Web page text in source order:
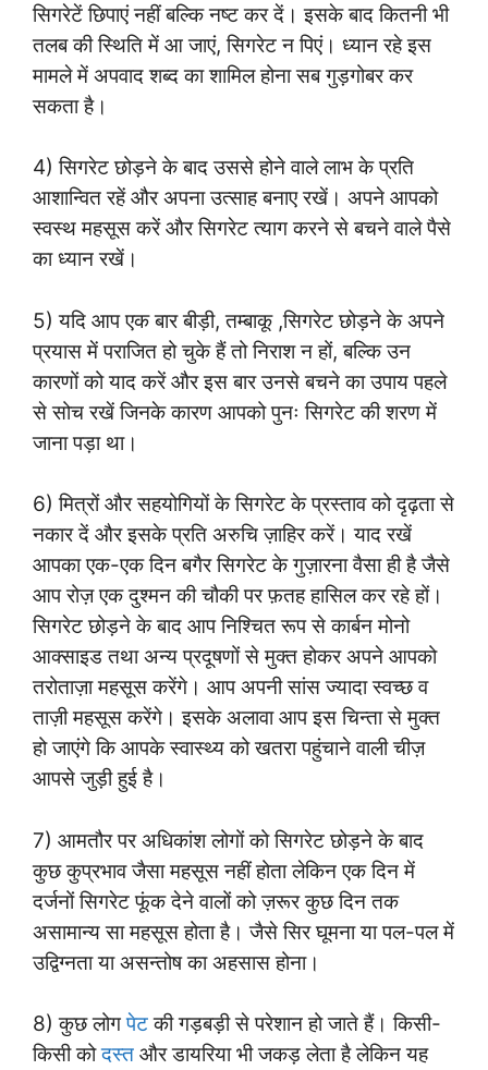
सिगरेटें छिपाएं नहीं बल्कि नष्ट कर दें। इसके बाद कितनी भी
तलब की स्थिति में आ जाएं, सिगरेट न पिएं। ध्यान रहे इस
मामले में अपवाद शब्द का शामिल होना सब गुड़गोबर कर
सकता है।
4) सिगरेट छोड़ने के बाद उससे होने वाले लाभ के प्रति
आशान्वित रहें और अपना उत्साह बनाए रखें। अपने आपको
स्वस्थ महसूस करें और सिगरेट त्याग करने से बचने वाले पैसे
का ध्यान रखें।
5) यदि आप एक बार बीड़ी, तम्बाकू ,सिगरेट छोड़ने के अपने
प्रयास में पराजित हो चुके हैं तो निराश न हों, बल्कि उन
कारणों को याद करें और इस बार उनसे बचने का उपाय पहले
से सोच रखें जिनके कारण आपको पुनः सिगरेट की शरण में
जाना पड़ा था।
6) मित्रों और सहयोगियों के सिगरेट के प्रस्ताव को दृढ़ता से
नकार दें और इसके प्रति अरुचि ज़ाहिर करें। याद रखें
आपका एक-एक दिन बगैर सिगरेट के गुज़ारना वैसा ही है जैसे
आप रोज़ एक दुश्मन की चौकी पर फ़तह हासिल कर रहे हों।
सिगरेट छोड़ने के बाद आप निश्चित रूप से कार्बन मोनो
आक्साइड तथा अन्य प्रदूषणों से मुक्त होकर अपने आपको
तरोताज़ा महसूस करेंगे। आप अपनी सांस ज्यादा स्वच्छ व
ताज़ी महसूस करेंगे। इसके अलावा आप इस चिन्ता से मुक्त
हो जाएंगे कि आपके स्वास्थ्य को खतरा पहुंचाने वाली चीज़
आपसे जुड़ी हुई है।
7) आमतौर पर अधिकांश लोगों को सिगरेट छोड़ने के बाद
कुछ कुप्रभाव जैसा महसूस नहीं होता लेकिन एक दिन में
दर्जनों सिगरेट फूंक देने वालों को ज़रूर कुछ दिन तक
असामान्य सा महसूस होता है। जैसे सिर घूमना या पल-पल में
उद्विग्नता या असन्तोष का अहसास होना।
8) कुछ लोगपेटकी गड़बड़ी से परेशान हो जाते हैं। किसी-
किसी कोदस्त और डायरिया भी जकड़ लेता है लेकिन यह